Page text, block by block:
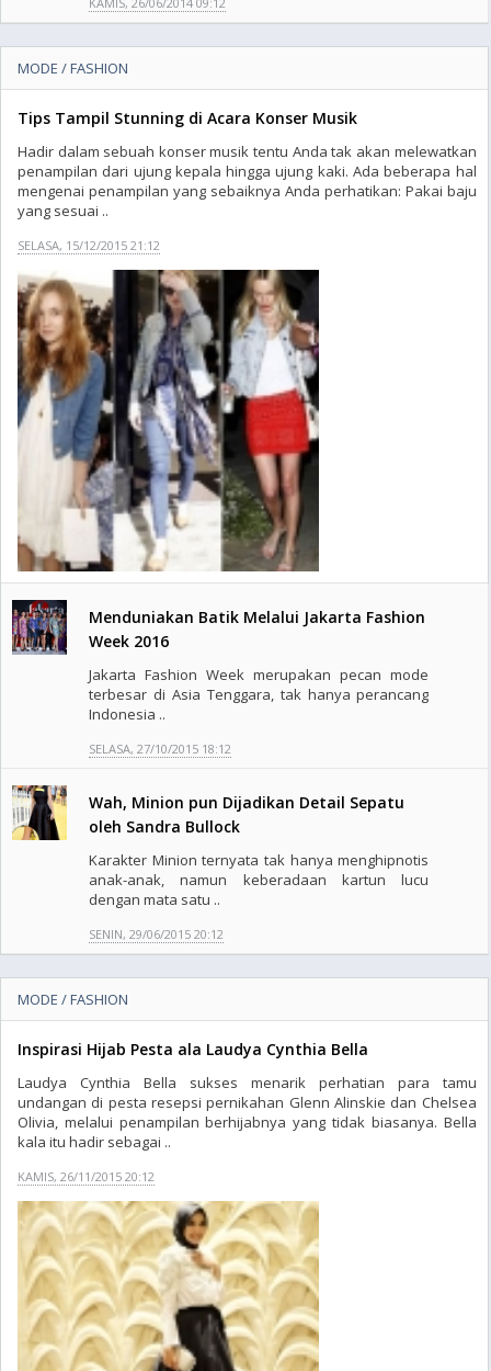
MODE / FASHION
Tips Tampil Stunning di Acara Konser Musik
Hadir dalam sebuah konser musik tentu Anda tak akan melewatkan
penampilan dari ujung kepala hingga ujung kaki. Ada beberapa hal
mengenai penampilan yang sebaiknya Anda perhatikan: Pakai baju
yang sesuai ..
SELASA, 15/12/2015 21:12
Menduniakan Batik Melalui Jakarta Fashion
Week 2016
Jakarta Fashion Week merupakan pecan mode
terbesar di Asia Tenggara, tak hanya perancang
Indonesia ..
SELASA, 27/10/2015 18:12
Wah, Minion pun Dijadikan Detail Sepatu
oleh Sandra Bullock
Karakter Minion ternyata tak hanya menghipnotis
anak-anak, namun keberadaan kartun lucu
dengan mata satu ..
SENIN, 29/06/2015 20:12
MODE / FASHION
Inspirasi Hijab Pesta ala Laudya Cynthia Bella
Laudya Cynthia Bella sukses menarik perhatian para tamu
undangan di pesta resepsi pernikahan Glenn Alinskie dan Chelsea
Olivia, melalui penampilan berhijabnya yang tidak biasanya. Bella
kala itu hadir sebagai ..
KAMIS, 26/11/2015 20:12